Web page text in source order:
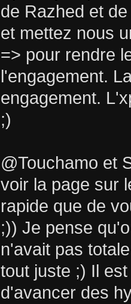
de Razhed et
et mettez nous
=> pour rendre
l'engagement.
engagement.
;)
@Touchamo et
voir la page sur
rapide que de
;)) Je pense
n'avait pas
tout juste ;) Il
d'avancer des